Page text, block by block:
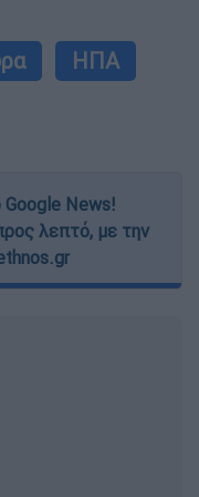
ΗΠΑ
News!
λεπτό, με την